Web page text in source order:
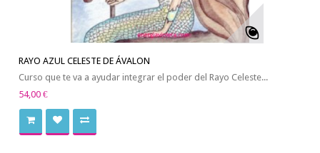
RAYO AZUL CELESTE DE ÁVALON
Curso que te va a ayudar integrar el poder del Rayo Celeste...
54,00 €